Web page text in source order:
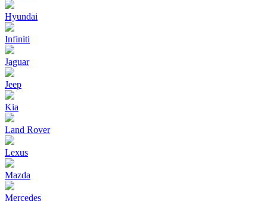
Hyundai
Infiniti
Jaguar
Jeep
Kia
Land Rover
Lexus
Mazda
Mercedes